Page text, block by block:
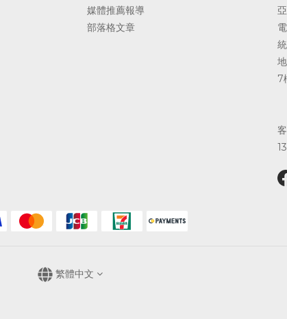
媒體推薦報導
部落格文章
7
繁體中文